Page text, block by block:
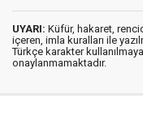
UYARI: Küfür, hakaret,
içeren, imla kuralları ile
Türkçe karakter
onaylanmamaktadır.